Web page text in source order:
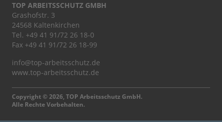
TOP ARBEITSSCHUTZ GMBH
Grashofstr. 3
24568 Kaltenkirchen
Tel. +49 41 91/72 26 18-0
Fax +49 41 91/72 26 18-99
info@top-arbeitsschutz.de
www.top-arbeitsschutz.de
Copyright © 2026, TOP Arbeitsschutz GmbH.
Alle Rechte Vorbehalten.